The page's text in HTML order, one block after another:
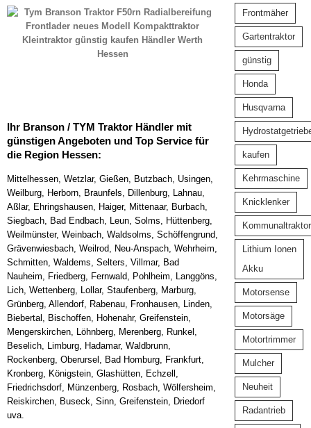
Ihr Branson / TYM Traktor Händler mit
günstigen Angeboten und Top Service für
die Region Hessen:
Mittelhessen, Wetzlar, Gießen, Butzbach, Usingen,
Weilburg, Herborn, Braunfels, Dillenburg, Lahnau,
Aßlar, Ehringshausen, Haiger, Mittenaar, Burbach,
Siegbach, Bad Endbach, Leun, Solms, Hüttenberg,
Weilmünster, Weinbach, Waldsolms, Schöffengrund,
Grävenwiesbach, Weilrod, Neu-Anspach, Wehrheim,
Schmitten, Waldems, Selters, Villmar, Bad
Nauheim, Friedberg, Fernwald, Pohlheim, Langgöns,
Lich, Wettenberg, Lollar, Staufenberg, Marburg,
Grünberg, Allendorf, Rabenau, Fronhausen, Linden,
Biebertal, Bischoffen, Hohenahr, Greifenstein,
Mengerskirchen, Löhnberg, Merenberg, Runkel,
Beselich, Limburg, Hadamar, Waldbrunn,
Rockenberg, Oberursel, Bad Homburg, Frankfurt,
Kronberg, Königstein, Glashütten, Echzell,
Friedrichsdorf, Münzenberg, Rosbach, Wölfersheim,
Reiskirchen, Buseck, Sinn, Greifenstein, Driedorf
uva.
Frontmäher
Gartentraktor
günstig
Honda
Husqvarna
kaufen
Kehrmaschine
Knicklenker
Kommunaltraktor
Lithium Ionen
Akku
Motorsense
Motorsäge
Motortrimmer
Mulcher
Neuheit
Radantrieb